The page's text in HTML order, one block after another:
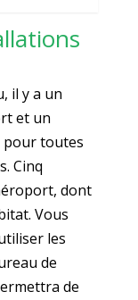
il y a un
et un
pour toutes
Cinq
dont
Vous
les
de
de